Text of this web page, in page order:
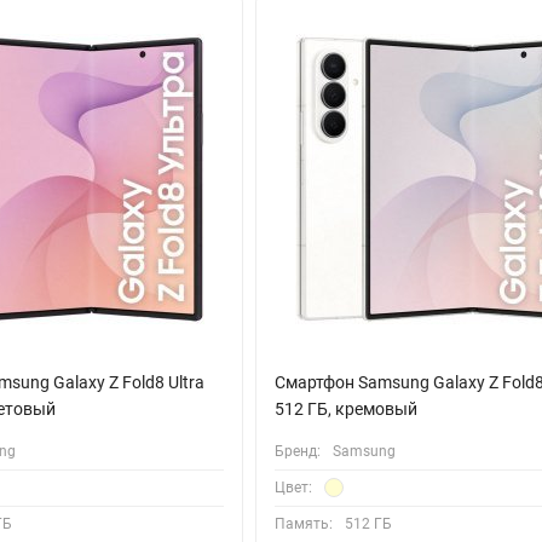
съёмку в кинематографичном разрешении 8K. Широкий
стабилизации делать картинку невероятно плавной, а
проектов и приложений. А мощная батарея на 5000 мАч в
Оставаться на связи вам помогут все современные
быстрые протоколы Wi-Fi и Bluetooth шестой версии.
Galaxy Z Fold8 Ultra
Смартфон Samsung Galaxy Z
512 ГБ, кремовый
Бренд: Samsung
Цвет:
Память: 512 ГБ